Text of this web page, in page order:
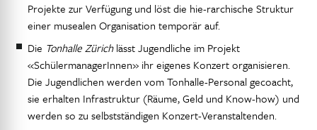
Projekte zur Verfügung und löst die hie-rarchische Struktur
einer musealen Organisation temporär auf.
Die Tonhalle Zürichlässt Jugendliche im Projekt
«SchülermanagerInnen» ihr eigenes Konzert organisieren.
Die Jugendlichen werden vom Tonhalle-Personal gecoacht,
sie erhalten Infrastruktur (Räume, Geld und Know-how) und
werden so zu selbstständigen Konzert-Veranstaltenden.